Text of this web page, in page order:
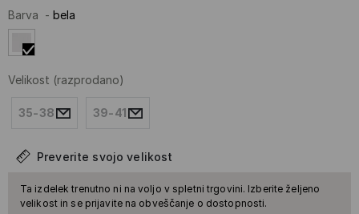
Barva - bela
Velikost (razprodano)
35-38 39-41
Preverite svojo velikost
Ta izdelek trenutno ni na voljo v spletni trgovini. Izberite željeno
velikost in se prijavite na obveščanje o dostopnosti.